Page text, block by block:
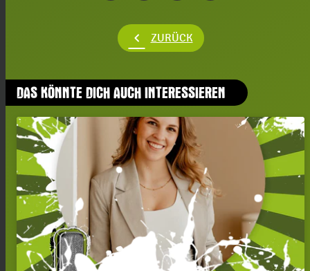
chevron_left ZURÜCK
DAS KÖNNTE DICH AUCH INTERESSIEREN